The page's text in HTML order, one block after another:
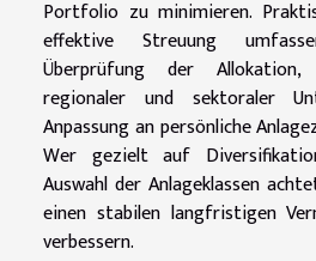
Portfolio zu minimieren.
effektive Streuung
Überprüfung der Allokation,
regionaler und sektoraler
Anpassung an persönliche
Wer gezielt auf
Auswahl der Anlageklassen
einen stabilen langfristigen
verbessern.